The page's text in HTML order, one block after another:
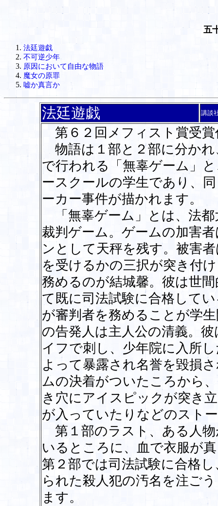
五
法廷遊戯
不可逆少年
原因において自由な物語
魔女の原罪
嘘か真言か
法廷遊戯 講談
第６２回メフィスト賞受賞
物語は１部と２部に分か
で行われる「無辜ゲーム」
ースクールの学生であり、
ーカー事件が描かれます。
「無辜ゲーム」とは、法
裁判ゲーム。ゲームの加害
ンとして天秤を残す。被害
を受けるかの三択が突き付
務めるのが結城馨。彼は世
て既に司法試験に合格して
が審判者を務めることが学
の告発人は主人公の清義。
イフで刺し、少年院に入所
よって暴露され名誉を毀損
ムの決着がついたころから
き穴にアイスピックが突き
が入っていたりなどのスト
第１部のラスト、ある人
いるところに、血で衣服が
第２部では司法試験に合格
られた殺人犯の汚名を注ご
ます。